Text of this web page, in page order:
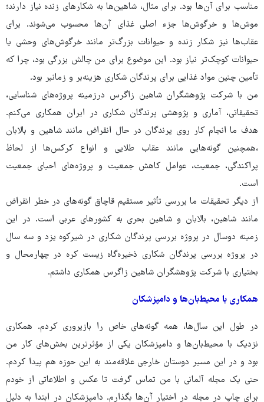
مناسب برای آن‌ها بود. برای مثال، شاهین‌ها به شکارهای زنده نیاز دارند؛
موش‌ها و خرگوش‌ها جزء اصلی غذای آن‌ها محسوب می‌شوند. برای
عقاب‌ها نیز شکار زنده و حیوانات بزرگ‌تر مانند خرگوش‌های وحشی یا
حیوانات کوچک‌تر نیاز بود. این موضوع برای من چالش بزرگی بود، چرا که
تأمین چنین مواد غذایی برای پرندگان شکاری هزینه‌بر و زمانبر بود.
من با شرکت پژوهشگران شاهین زاگرس درزمینه پروژه‌های شناسایی،
تحقیقاتی، آماری و پژوهشی پرندگان شکاری در ایران همکاری می‌کنم.
هدف ما انجام کار روی پرندگان در حال انقراض مانند شاهین و بالابان
،همچنین گونه‌هایی مانند عقاب طلایی و انواع کرکس‌ها از لحاظ
پراکندگی، جمعیت، عوامل کاهش جمعیت و پروژه‌های احیای جمعیت
است.
از دیگر تحقیقات ما بررسی تأثیر مستقیم قاچاق گونه‌های در خطر انقراض
مانند شاهین، بالابان و شاهین بحری به کشورهای عربی است. در این
زمینه دوسال در پروژه بررسی پرندگان شکاری در شیرکوه یزد و سه سال
در پروژه بررسی پرندگان شکاری ذخیره‌گاه زیست کره در چهارمحال و
بختیاری با شرکت پژوهشگران شاهین زاگرس همکاری داشتم.
همکاری با محیط‌بان‌ها و دامپزشکان
در طول این سال‌ها، همه گونه‌های خاص را بازپروری کردم. همکاری
نزدیک با محیط‌بان‌ها و دامپزشکان یکی از مؤثرترین بخش‌های کار من
بود و در این مسیر دوستان خارجی علاقه‌مند به این حوزه هم پیدا کردم.
حتی یک مجله آلمانی با من تماس گرفت تا عکس و اطلاعاتی از خودم
برای چاپ در مجله در اختیار آن‌ها بگذارم. دامپزشکان در ابتدا به دلیل